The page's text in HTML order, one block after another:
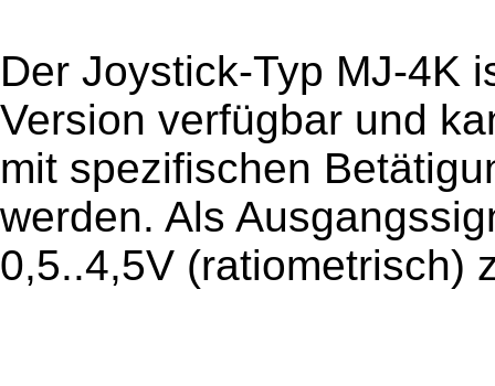
Der Joystick-Typ MJ-4K
Version verfügbar und
mit spezifischen
werden. Als
0,5..4,5V (ratiometrisch)